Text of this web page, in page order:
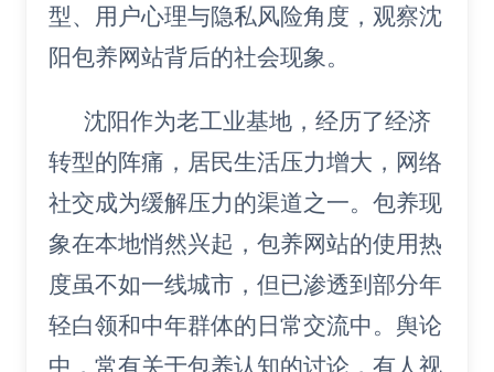
型、用户心理与隐私风险角度，观察沈
阳包养网站背后的社会现象。
沈阳作为老工业基地，经历了经济
转型的阵痛，居民生活压力增大，网络
社交成为缓解压力的渠道之一。包养现
象在本地悄然兴起，包养网站的使用热
度虽不如一线城市，但已渗透到部分年
轻白领和中年群体的日常交流中。舆论
中，常有关于包养认知的讨论，有人视